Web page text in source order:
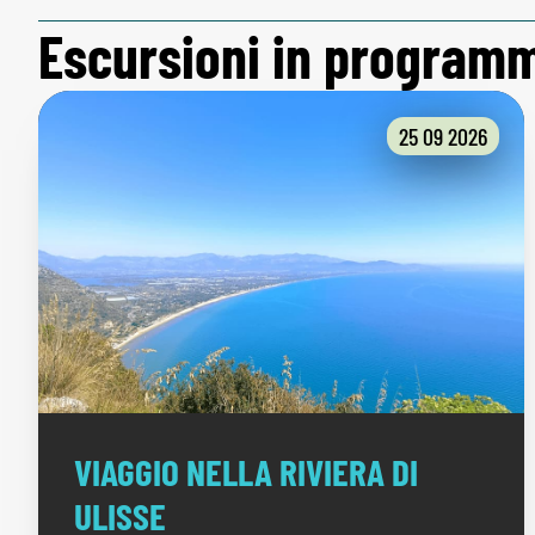
Escursioni in
VIAGGIO NELLA RIVIERA DI
ULISSE
25 09 2026